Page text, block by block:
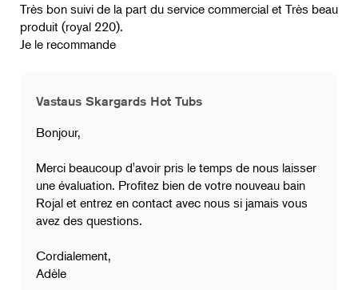
Très bon suivi de la part du service commercial et Très beau
produit (royal 220).
Je le recommande
Vastaus Skargards Hot Tubs
Bonjour,
Merci beaucoup d'avoir pris le temps de nous laisser
une évaluation. Profitez bien de votre nouveau bain
Rojal et entrez en contact avec nous si jamais vous
avez des questions.
Cordialement,
Adèle